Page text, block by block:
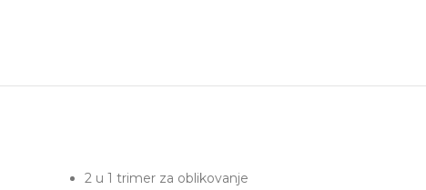
2 u 1 trimer za oblikovanje